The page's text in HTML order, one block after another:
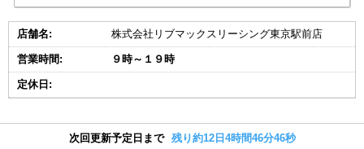
店舗名: 株式会社リブマックスリーシング東京駅前店
営業時間: ９時～１９時
定休日:
次回更新予定日まで 残り約12日4時間46分45秒